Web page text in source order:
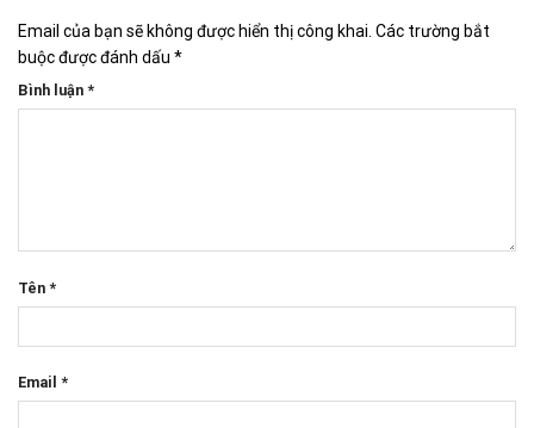
Email của bạn sẽ không được hiển thị công khai. Các trường bắt
buộc được đánh dấu *
Bình luận *
Tên *
Email *